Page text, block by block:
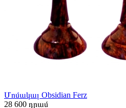
Մոմակալ Obsidian Ferz
28 600 դրամ